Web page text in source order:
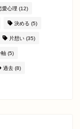
愛心理 (12)
決める (5)
片想い (35)
軸 (5)
過去 (8)